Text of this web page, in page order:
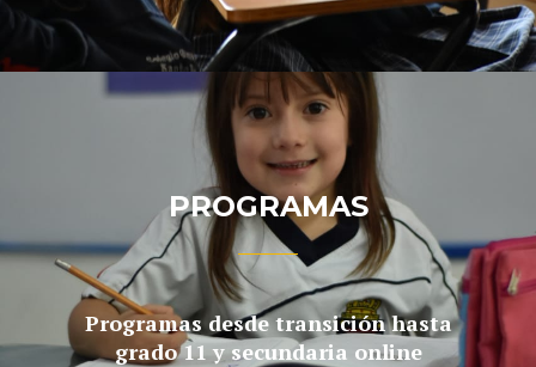
PROGRAMAS
Programas desde transición hasta
grado 11 y secundaria online